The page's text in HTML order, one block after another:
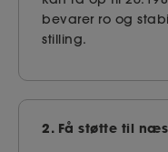
bevarer ro og
stilling.
2. Få støtte til